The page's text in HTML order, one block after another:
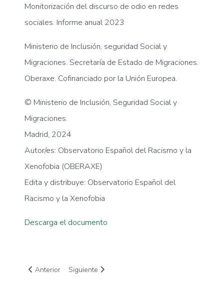
Monitorización del discurso de odio en redes
sociales. Informe anual 2023
Ministerio de Inclusión, seguridad Social y
Migraciones. Secretaría de Estado de Migraciones.
Oberaxe. Cofinanciado por la Unión Europea.
© Ministerio de Inclusión, Seguridad Social y
Migraciones.
Madrid, 2024
Autor/es: Observatorio Español del Racismo y la
Xenofobia (OBERAXE)
Edita y distribuye: Observatorio Español del
Racismo y la Xenofobia
Descarga el documento
Artículo anterior: Más solidaridad, más impacto
Anterior Artículo siguiente: Situación de las personas
Siguiente